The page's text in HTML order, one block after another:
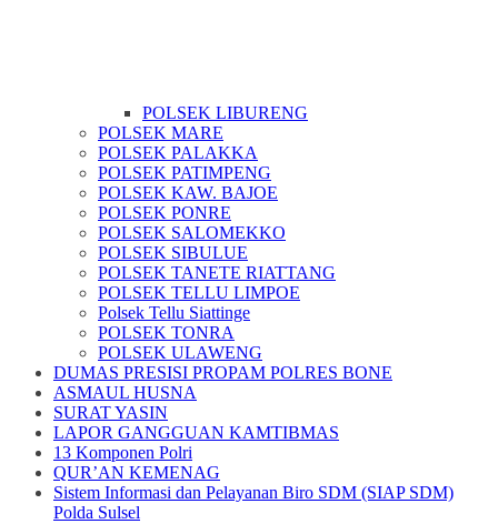
POLSEK LIBURENG
POLSEK MARE
POLSEK PALAKKA
POLSEK PATIMPENG
POLSEK KAW. BAJOE
POLSEK PONRE
POLSEK SALOMEKKO
POLSEK SIBULUE
POLSEK TANETE RIATTANG
POLSEK TELLU LIMPOE
Polsek Tellu Siattinge
POLSEK TONRA
POLSEK ULAWENG
DUMAS PRESISI PROPAM POLRES BONE
ASMAUL HUSNA
SURAT YASIN
LAPOR GANGGUAN KAMTIBMAS
13 Komponen Polri
QUR’AN KEMENAG
Sistem Informasi dan Pelayanan Biro SDM (SIAP SDM)
Polda Sulsel